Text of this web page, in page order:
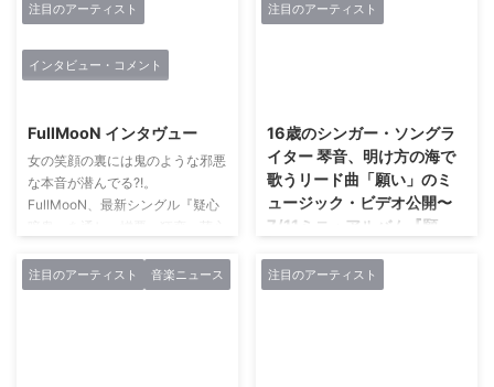
注目のアーティスト
インタビュー・コメント
FullMooN インタヴュー
女の笑顔の裏には鬼のような邪悪
な本音が潜んでる?!。
FullMooN、最新シングル『疑心
BlackMooN(ブラックムーン)か
ら青い月(地球)を守る為に集結。
注目のアーティスト
16歳のシンガー・ソングラ
イター 琴音、明け方の海で
歌うリード曲「願い」のミ
ュージック・ビデオ公開〜
7/11ミニ・アルバム『願
インディーズおよび新人アーティ
注目のアーティスト 音楽ニュース 注目のアーティスト